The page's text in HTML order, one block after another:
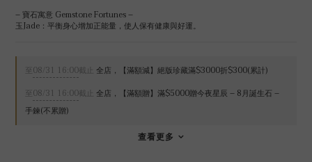
– 寶石寓意 Gemstone Fortunes –
玉Jade：平衡身心增加正能量，使人保有健康與好運。
至08/31 16:00截止
全店，【滿額減】絕版珍藏滿$3000折$300(累計)
至08/31 16:00截止
全店，【滿額贈】滿$5000贈今夜星辰 – 8月誕生石 –
手鍊(不累贈)
查看更多